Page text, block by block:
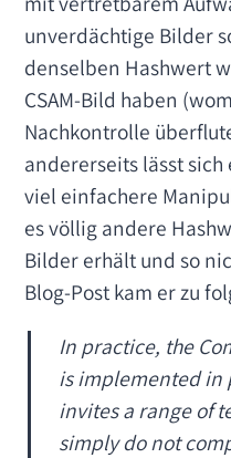
unverdächtige Bilder
denselben Hashwert
CSAM-Bild haben
Nachkontrolle
andererseits lässt sich
viel einfachere
es völlig andere
Bilder erhält und so
Blog-Post kam er zu
In practice, the
is implemented in
invites a range of
simply do not